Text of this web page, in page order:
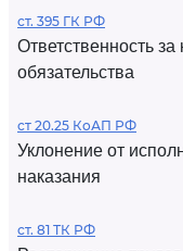
ст. 395 ГК РФ
Ответственность
обязательства
ст 20.25 КоАП РФ
Уклонение от
наказания
ст. 81 ТК РФ